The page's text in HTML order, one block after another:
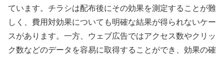
ています。チラシは配布後にその効果を測定することが難
しく、費用対効果についても明確な結果が得られないケー
スがあります。一方、ウェブ広告ではアクセス数やクリッ
ク数などのデータを容易に取得することができ、効果の確